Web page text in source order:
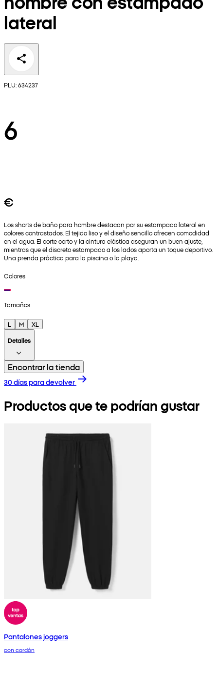
lateral
PLU: 634237
6
€
Los shorts de baño para hombre destacan por su estampado lateral en
colores contrastados. El tejido liso y el diseño sencillo ofrecen comodidad
en el agua. El corte corto y la cintura elástica aseguran un buen ajuste,
mientras que el discreto estampado a los lados aporta un toque deportivo.
Una prenda práctica para la piscina o la playa.
Colores
Tamaños
L M
XL
Detalles
Encontrar la tienda
30 días para devolver
Productos que te podrían gustar
Pantalones joggers
con cordón